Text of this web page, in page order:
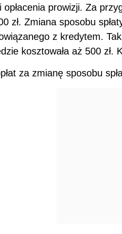
opłacenia prowizji. Za
zł. Zmiana sposobu
z kredytem.
kosztowała aż 500 zł.
za zmianę sposobu